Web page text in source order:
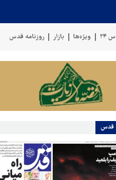
۲۴ ویژه‌ها بازار روزنامه قدس
عمان سخنگوی نیروهای مسلح
قدس